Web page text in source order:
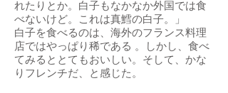
れたりとか。白子もなかなか外国では食
べないけど。これは真鱈の白子。」
白子を食べるのは、海外のフランス料理
店ではやっぱり稀である 。しかし、食べ
てみるととてもおいしい。そして、かな
りフレンチだ、と感じた。